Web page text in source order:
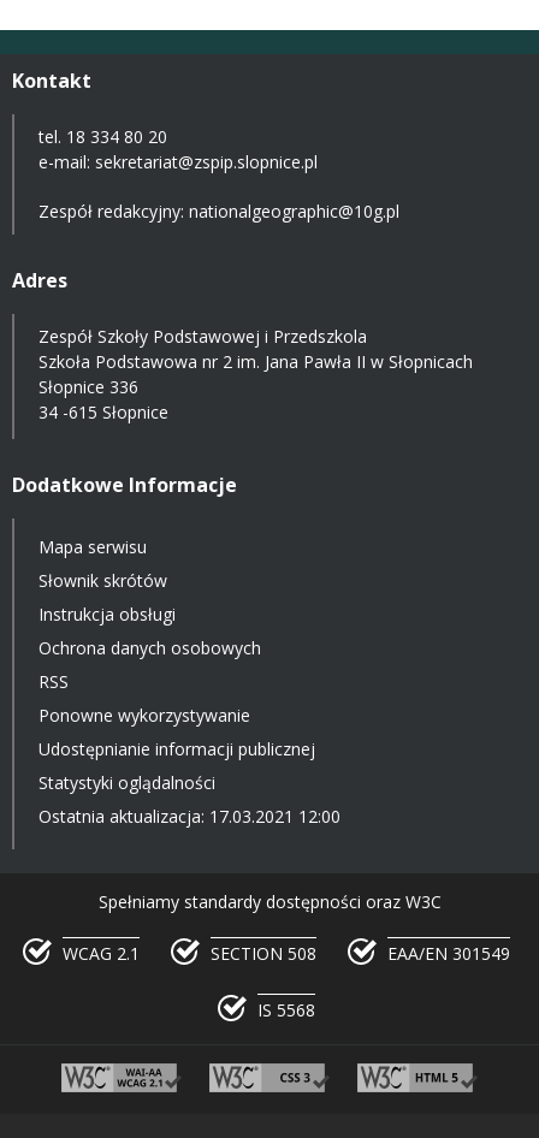
Kontakt
tel. 18 334 80 20
e-mail: sekretariat@zspip.slopnice.pl
Zespół redakcyjny: nationalgeographic@10g.pl
Adres
Zespół Szkoły Podstawowej i Przedszkola
Szkoła Podstawowa nr 2 im. Jana Pawła II w Słopnicach
Słopnice 336
34 -615 Słopnice
Dodatkowe Informacje
Mapa serwisu
Słownik skrótów
Instrukcja obsługi
Ochrona danych osobowych
RSS
Ponowne wykorzystywanie
Udostępnianie informacji publicznej
Statystyki oglądalności
Ostatnia aktualizacja: 17.03.2021 12:00
Spełniamy standardy dostępności oraz W3C
WCAG 2.1 SECTION 508 EAA/EN 301549
IS 5568